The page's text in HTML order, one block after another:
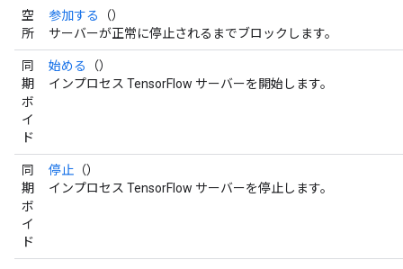
空
所
参加する
（）
サーバーが正常に停止されるまでブロックします。
同
期
ボ
イ
ド
始める
（）
インプロセス TensorFlow サーバーを開始します。
同
期
ボ
イ
ド
停止 （）
インプロセス TensorFlow サーバーを停止します。